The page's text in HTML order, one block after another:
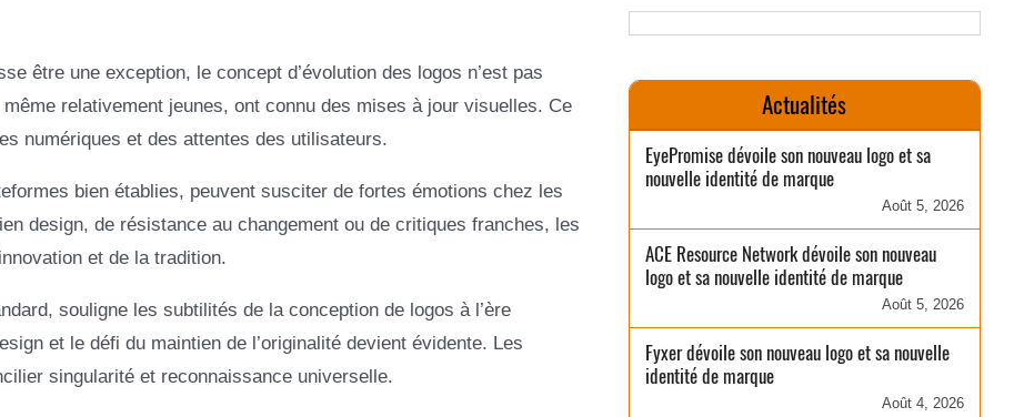
être une exception, le concept d’évolution des logos n’est pas
relativement jeunes, ont connu des mises à jour visuelles. Ce
numériques et des attentes des utilisateurs.
bien établies, peuvent susciter de fortes émotions chez les
design, de résistance au changement ou de critiques franches, les
et de la tradition.
souligne les subtilités de la conception de logos à l’ère
et le défi du maintien de l’originalité devient évidente. Les
singularité et reconnaissance universelle.
Actualités
EyePromise dévoile son nouveau logo et sa
nouvelle identité de marque
Août 5, 2026
ACE Resource Network dévoile son nouveau
logo et sa nouvelle identité de marque
Août 5, 2026
Fyxer dévoile son nouveau logo et sa nouvelle
identité de marque
Août 4, 2026